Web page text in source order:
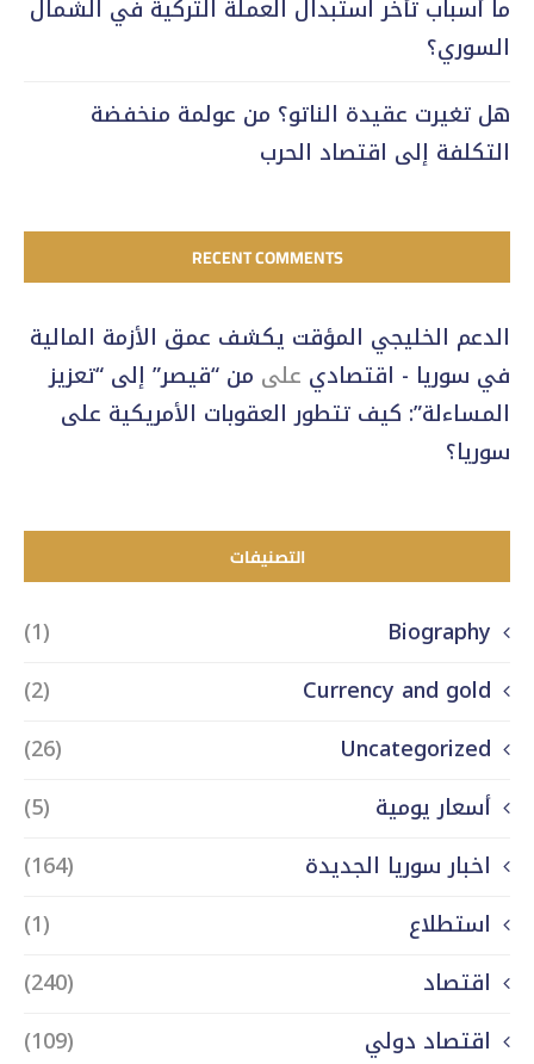
ما أسباب تأخر استبدال العملة التركية في الشمال
السوري؟
هل تغيرت عقيدة الناتو؟ من عولمة منخفضة
التكلفة إلى اقتصاد الحرب
RECENT COMMENTS
الدعم الخليجي المؤقت يكشف عمق الأزمة المالية
في سوريا - اقتصادي على من “قيصر” إلى “تعزيز
المساءلة”: كيف تتطور العقوبات الأمريكية على
سوريا؟
التصنيفات
Biography
(1)
Currency and gold
(2)
Uncategorized
(26)
أسعار يومية
(5)
اخبار سوريا الجديدة
(164)
استطلاع
(1)
اقتصاد
(240)
اقتصاد دولي
(109)